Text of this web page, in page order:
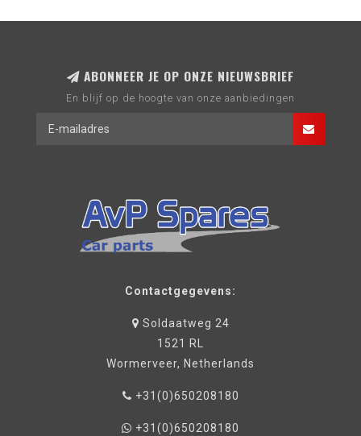
ABONNEER JE OP ONZE NIEUWSBRIEF
En blijf op de hoogte van onze aanbiedingen
Contactgegevens:
Soldaatweg 24
1521 RL
Wormerveer, Netherlands
+31(0)650208180
+31(0)650208180